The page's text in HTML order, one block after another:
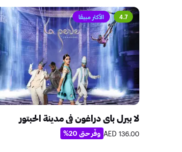
4.7 الأكثر مبيعًا
لا بيرل باي دراغون في مدينة الحبتور
136.00 AED وفّر حتى 20%